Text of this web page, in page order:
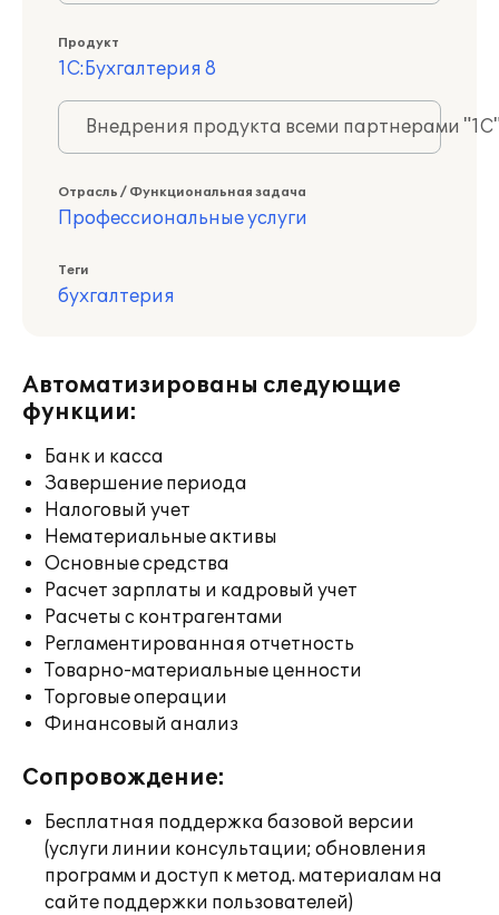
Продукт
1С:Бухгалтерия 8
Внедрения продукта всеми партнерами
Отрасль / Функциональная задача
Профессиональные услуги
Теги
бухгалтерия
Автоматизированы следующие
функции:
Банк и касса
Завершение периода
Налоговый учет
Нематериальные активы
Основные средства
Расчет зарплаты и кадровый учет
Расчеты с контрагентами
Регламентированная отчетность
Товарно-материальные ценности
Торговые операции
Финансовый анализ
Сопровождение:
Бесплатная поддержка базовой версии
(услуги линии консультации; обновления
программ и доступ к метод. материалам на
сайте поддержки пользователей)